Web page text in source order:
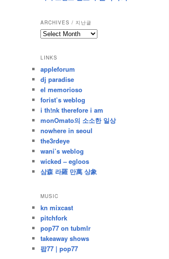
ARCHIVES / 지난글
archives
난
글
LINKS
appleforum
dj paradise
el memorioso
forist’s weblog
i th!nk therefore i am
monOmato의 소소한 일상
nowhere in seoul
the3rdeye
wani’s weblog
wicked – egloos
삼森 라羅 만萬 상象
MUSIC
kn mixcast
pitchfork
pop77 on tubmlr
takeaway shows
팝77 | pop77